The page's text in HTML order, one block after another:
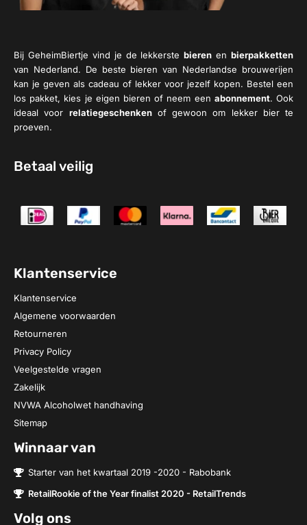
Bij GeheimBiertje vind je de lekkerstebieren en bierpakketten
van Nederland. De beste bieren van Nederlandse brouwerijen
kan je geven als cadeau of lekker voor jezelf kopen. Bestel een
los pakket, kies je eigen bieren of neem een abonnement. Ook
ideaal voor relatiegeschenkenof gewoon om lekker bier te
proeven.
Betaal veilig
Klantenservice
Klantenservice
Algemene voorwaarden
Retourneren
Privacy Policy
Veelgestelde vragen
Zakelijk
NVWA Alcoholwet handhaving
Sitemap
Winnaar van
Starter van het kwartaal 2019 -2020 - Rabobank
RetailRookie of the Year finalist 2020 - RetailTrends
Volg ons